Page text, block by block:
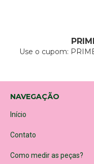
Use o cupom:
NAVEGAÇÃO
Início
Contato
Como medir as peças?